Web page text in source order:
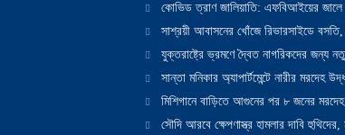
কোভিড ত্রাণ জালিয়াতি: এফবিআইয়ের জালে
সাশ্রয়ী আবাসনের খোঁজে রিভারসাইডে বসতি,
যুক্তরাষ্ট্রে ভ্রমণে দ্বৈত নাগরিকদের জন্য নতুন
সান্তা মনিকার অ্যাপার্টমেন্টে নারীর
মিশিগানে বাড়িতে আগুনের পর ৮ জনের
সৌদি আরবে ক্ষেপণাস্ত্র হামলার দাবি